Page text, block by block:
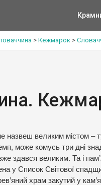
> Кежмарок >
назвеш великим містом –
може комусь три дні
здався великим. Та і
у Список Світової
храм закутий у